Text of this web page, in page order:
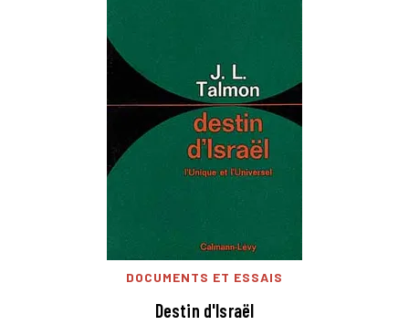
DOCUMENTS ET ESSAIS
Destin d'Israël